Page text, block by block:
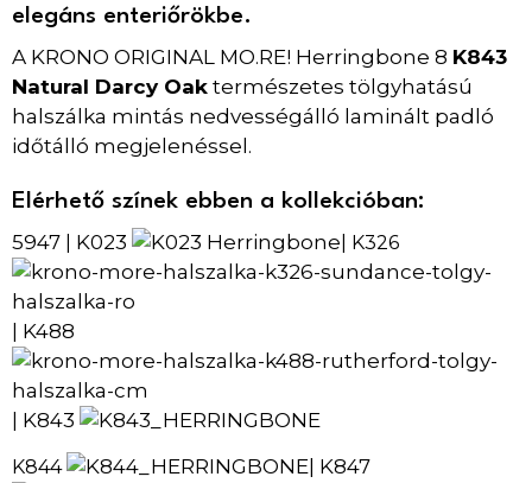
elegáns enteriőrökbe.
A KRONO ORIGINAL MO.RE! Herringbone 8 K843
Natural Darcy Oak természetes tölgyhatású
halszálka mintás nedvességálló laminált padló
időtálló megjelenéssel.
Elérhető színek ebben a kollekcióban:
5947
K023 | K326
K488
K843
K844 | K847